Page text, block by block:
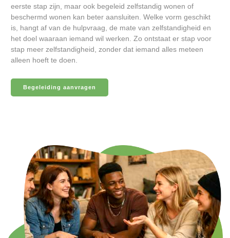
eerste stap zijn, maar ook begeleid zelfstandig wonen of
beschermd wonen kan beter aansluiten. Welke vorm geschikt
is, hangt af van de hulpvraag, de mate van zelfstandigheid en
het doel waaraan iemand wil werken. Zo ontstaat er stap voor
stap meer zelfstandigheid, zonder dat iemand alles meteen
alleen hoeft te doen.
Begeleiding aanvragen